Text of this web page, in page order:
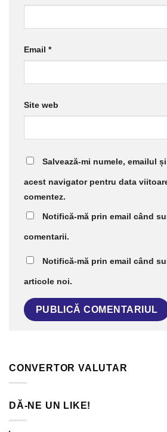
Email *
Site web
Salvează-mi numele, emailul
acest navigator pentru data
comentez.
Notifică-mă prin email când
comentarii.
Notifică-mă prin email când
articole noi.
CONVERTOR VALUTAR
DĂ-NE UN LIKE!